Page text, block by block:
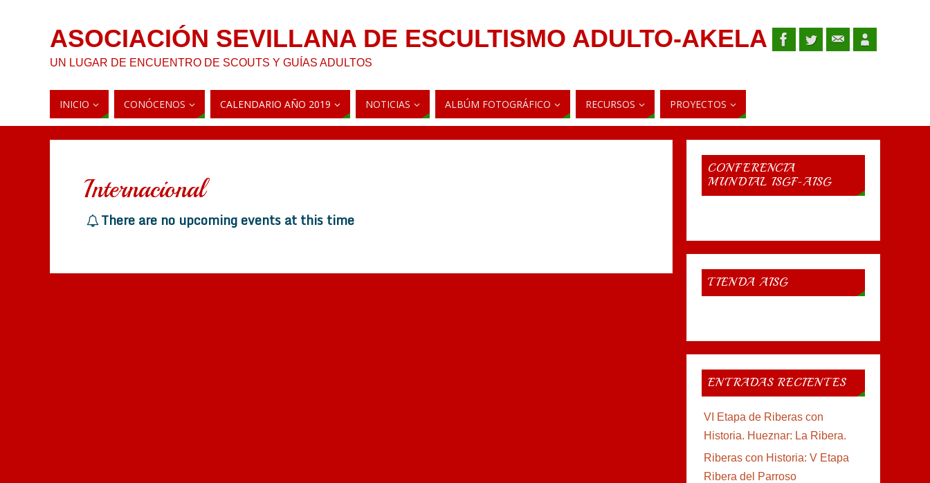
ASOCIACIÓN SEVILLANA DE ESCULTISMO ADULTO-AKELA
UN LUGAR DE ENCUENTRO DE SCOUTS Y GUÍAS ADULTOS
INICIO CONÓCENOS CALENDARIO AÑO 2019 NOTICIAS ALBÚM FOTOGRÁFICO RECURSOS PROYECTOS
Internacional
There are no upcoming events at this time
CONFERENCIA
MUNDIAL ISGF-AISG
TIENDA AISG
ENTRADAS RECIENTES
VI Etapa de Riberas con
Historia. Hueznar: La Ribera.
Riberas con Historia: V Etapa
Ribera del Parroso